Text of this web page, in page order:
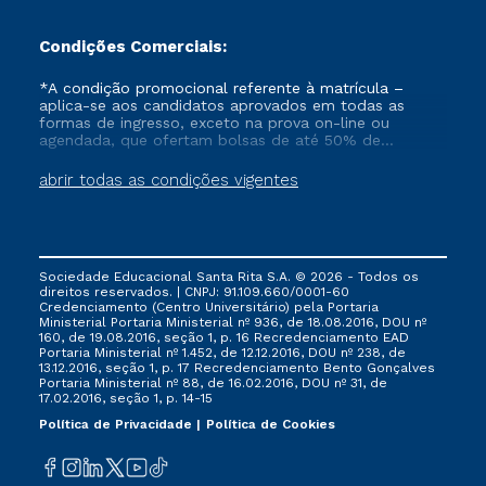
Condições Comerciais:
abrir todas as condições vigentes
*A condição promocional referente à matrícula –
aplica-se aos candidatos aprovados em todas as
formas de ingresso, exceto na prova on-line ou
agendada, que ofertam bolsas de até 50% de
que ainda não tenham efetivado e/ou não tenham
cancelado ou trancado sua matrícula em uma das
FIES, Prouni e outros programas governamentais, e
não se acumula com nenhuma outra campanha
ofertada pela Instituição.
Sociedade Educacional Santa Rita S.A. © 2026 - Todos os
direitos reservados. | CNPJ: 91.109.660/0001-60
Credenciamento (Centro Universitário) pela Portaria
Ministerial Portaria Ministerial nº 936, de 18.08.2016, DOU nº
160, de 19.08.2016, seção 1, p. 16 Recredenciamento EAD
Portaria Ministerial nº 1.452, de 12.12.2016, DOU nº 238, de
13.12.2016, seção 1, p. 17 Recredenciamento Bento Gonçalves
Portaria Ministerial nº 88, de 16.02.2016, DOU nº 31, de
17.02.2016, seção 1, p. 14-15
Política de Privacidade
Política de Cookies